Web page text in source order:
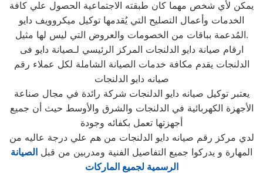
يمكن لأي شخص مهما كان طبقته الاجتماعية الحصول علي كافة
الخدمات وأعمال التصليح التي يُقدمها توكيل ميكروويف دايو
المُدعمة بباقات من الخصومات والعروض التي ليس لها مثيل.
ارقام صيانة دايو الدلنجات المركز الرئيسي لـصيانة دايو فى
الدلنجات يقدم مكافة خدمات الصيانة الشاملة لكل عملاء رقم
صيانه دايو الدلنجات
يعتبر توكيل صيانه دايو الدلنجات شركة رائدة في مجال صناعة
الأجهزة الكهربائية في الدلنجات والشرق والأوسط حيث أن جميع
أجهزتها تعمل بكفائه وجودة
لدي مركز رقم صيانه دايو الدلنجات من هم علي درجة عاليه من
المهارة و يدركوا جميع التفاصيل الفنية ومدربين من قبل الصيانة
الرسمية لجميع الماركات